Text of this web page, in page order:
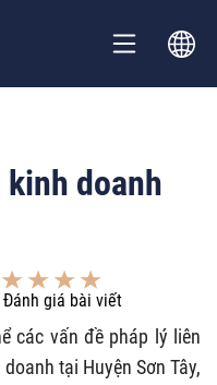
doanh
Đánh giá bài viết
các vấn đề pháp lý liên
tại Huyện Sơn Tây,